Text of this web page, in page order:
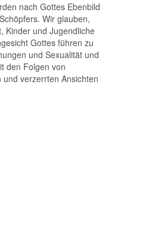
nach Gottes Ebenbild
Wir glauben,
Kinder und Jugendliche
Gottes führen zu
und Sexualität und
den Folgen von
verzerrten Ansichten